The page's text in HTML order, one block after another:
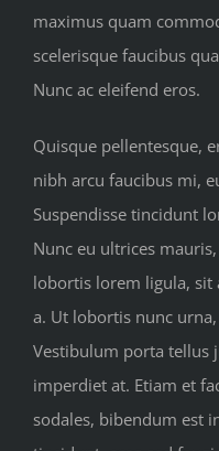
maximus quam
scelerisque faucibus
Nunc ac eleifend eros.
Quisque pellentesque,
nibh arcu faucibus mi,
Suspendisse tincidunt
Nunc eu ultrices
lobortis lorem ligula, sit
a. Ut lobortis nunc
Vestibulum porta tellus
imperdiet at. Etiam et
sodales, bibendum est